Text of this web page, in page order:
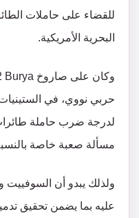
للقضاء على حاملات
البحرية الأمريكية.
حربي نووي، في
لدرجة ضرب حاملة
مسألة صعبة خاصة
ولذلك يبدو أن
عليه بما يضمن تحقيق